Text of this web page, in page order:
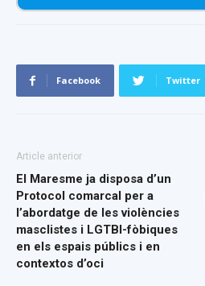
Facebook Twitter
Article anterior
El Maresme ja disposa d’un
Protocol comarcal per a
l’abordatge de les violències
masclistes i LGTBI-fòbiques
en els espais públics i en
contextos d’oci